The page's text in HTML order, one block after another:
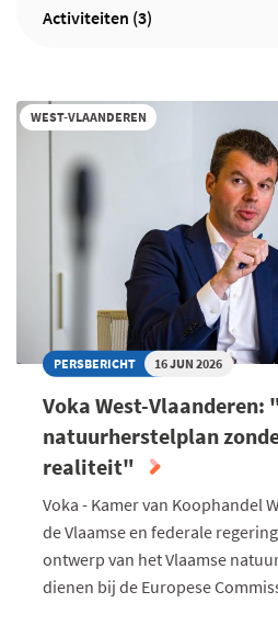
Activiteiten (3)
WEST-VLAANDEREN
PERSBERICHT 16 JUN 2026
Voka West-Vlaanderen:
natuurherstelplan
realiteit"
Voka - Kamer van Koophandel
de Vlaamse en federale
ontwerp van het Vlaamse
dienen bij de Europese